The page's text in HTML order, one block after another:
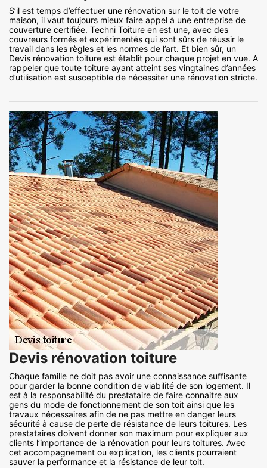
S’il est temps d’effectuer une rénovation sur le toit de votre
maison, il vaut toujours mieux faire appel à une entreprise de
couverture certifiée. Techni Toiture en est une, avec des
couvreurs formés et expérimentés qui sont sûrs de réussir le
travail dans les règles et les normes de l’art. Et bien sûr, un
Devis rénovation toiture est établit pour chaque projet en vue. A
rappeler que toute toiture ayant atteint ses vingtaines d’années
d’utilisation est susceptible de nécessiter une rénovation stricte.
Devis rénovation toiture
Chaque famille ne doit pas avoir une connaissance suffisante
pour garder la bonne condition de viabilité de son logement. Il
est à la responsabilité du prestataire de faire connaitre aux
gens du mode de fonctionnement de son toit ainsi que les
travaux nécessaires afin de ne pas mettre en danger leurs
sécurité à cause de perte de résistance de leurs toitures. Les
prestataires doivent donner son maximum pour expliquer aux
clients l’importance de la rénovation pour leurs toitures. Avec
cet accompagnement ou explication, les clients pourraient
sauver la performance et la résistance de leur toit.